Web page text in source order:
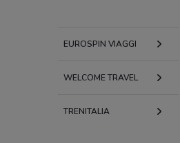
EUROSPIN VIAGGI
WELCOME TRAVEL
TRENITALIA